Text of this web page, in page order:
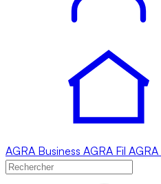
AGRA Business AGRA Fil AGRA